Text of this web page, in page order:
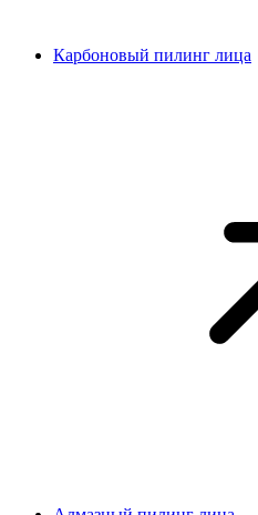
Карбоновый пилинг лица